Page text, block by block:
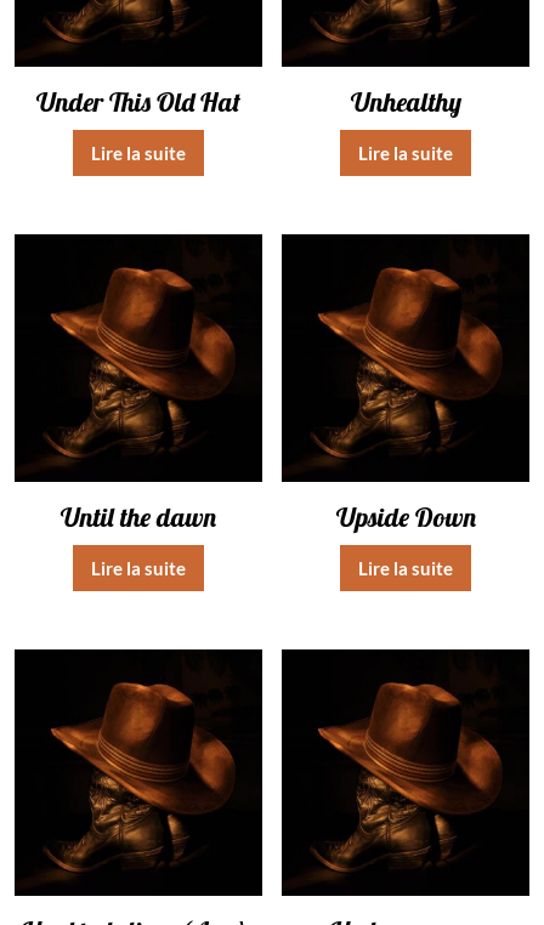
Under This Old Hat
Lire la suite
Unhealthy
Lire la suite
Until the dawn
Lire la suite
Upside Down
Lire la suite